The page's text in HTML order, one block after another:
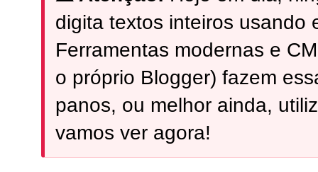
digita textos inteiros usando
Ferramentas modernas e
o próprio Blogger) fazem
panos, ou melhor ainda,
vamos ver agora!